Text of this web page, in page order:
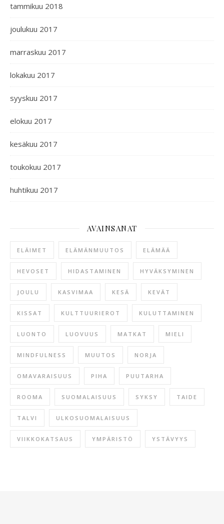
tammikuu 2018
joulukuu 2017
marraskuu 2017
lokakuu 2017
syyskuu 2017
elokuu 2017
kesäkuu 2017
toukokuu 2017
huhtikuu 2017
AVAINSANAT
ELÄIMET ELÄMÄNMUUTOS ELÄMÄÄ
HEVOSET HIDASTAMINEN HYVÄKSYMINEN
JOULU KASVIMAA KESÄ KEVÄT
KISSAT KULTTUURIEROT KULUTTAMINEN
LUONTO LUOVUUS MATKAT MIELI
MINDFULNESS MUUTOS NORJA
OMAVARAISUUS PIHA PUUTARHA
ROOMA SUOMALAISUUS SYKSY TAIDE
TALVI ULKOSUOMALAISUUS
VIIKKOKATSAUS YMPÄRISTÖ YSTÄVYYS